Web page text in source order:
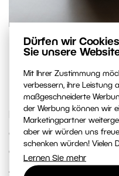
Dürfen wir
Sie unsere
Mit Ihrer Zustimmung
verbessern, ihre Leistung
maßgeschneiderte
der Werbung können wir
Marketingpartner
aber wir würden uns
schenken würden! Vielen
Lernen Sie mehr
Beispielaufnahme,
(Gegenlicht) ist die
Durch das häufige
entstehen auf der
gewöhnlichen
Auswirkung auf die